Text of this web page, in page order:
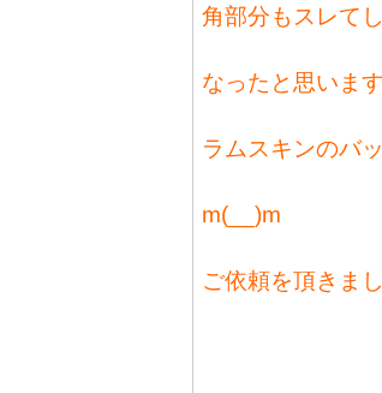
角部分もスレて
なったと思います
ラムスキンのバ
m(__)m
ご依頼を頂きま